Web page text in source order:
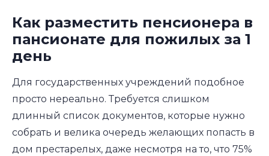
Как разместить пенсионера в
пансионате для пожилых за 1
день
Для государственных учреждений подобное
просто нереально. Требуется слишком
длинный список документов, которые нужно
собрать и велика очередь желающих попасть в
дом престарелых, даже несмотря на то, что 75%